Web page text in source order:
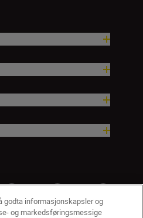
godta informasjonskapsler og
og markedsføringsmessige